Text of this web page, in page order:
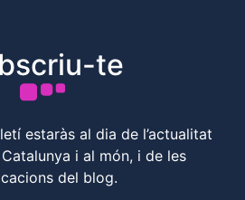
te
estaràs al dia de l’actualitat
i al món, i de les
del blog.